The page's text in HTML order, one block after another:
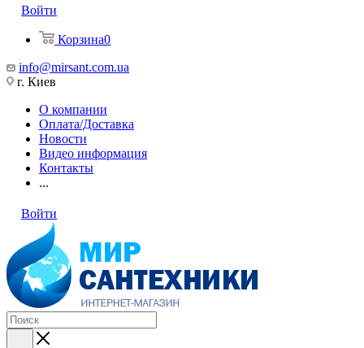
Войти
Корзина0
info@mirsant.com.ua
г. Киев
О компании
Оплата/Доставка
Новости
Видео информация
Контакты
...
Войти